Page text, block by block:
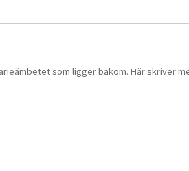
som ligger bakom. Här skriver